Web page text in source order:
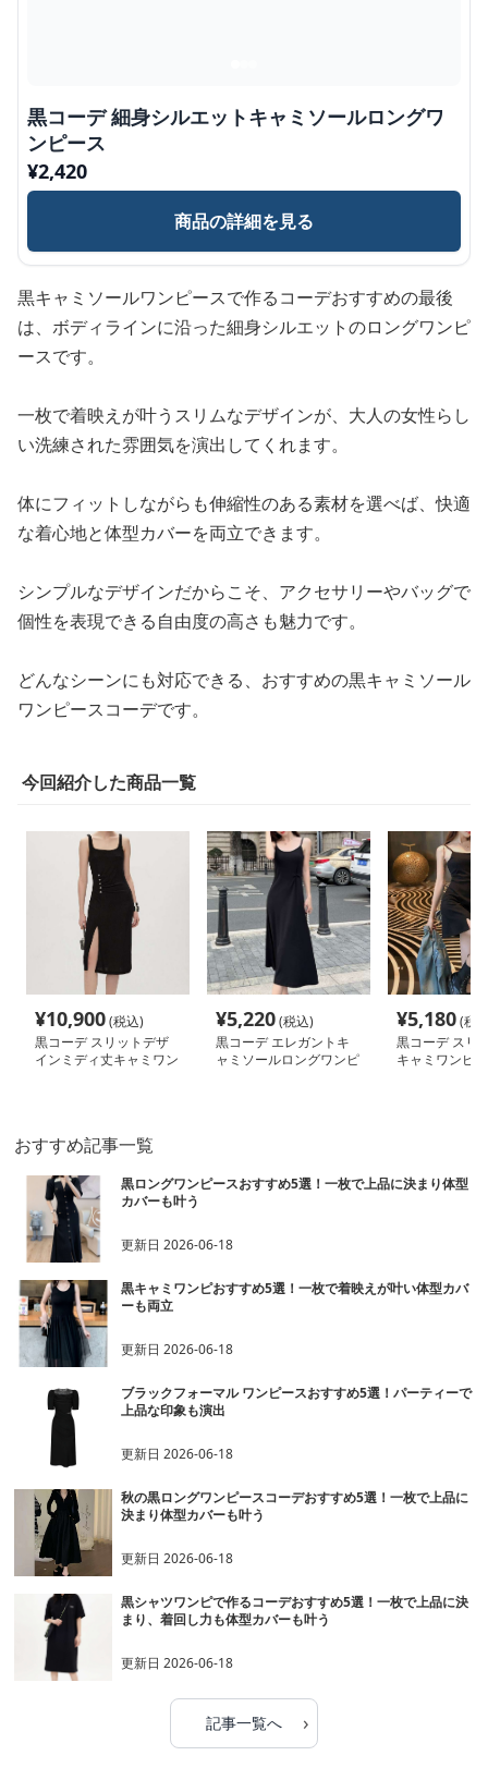
黒コーデ 細身シルエットキャミソールロングワ
ンピース
¥2,420
商品の詳細を見る
黒キャミソールワンピースで作るコーデおすすめの最後
は、ボディラインに沿った細身シルエットのロングワンピ
ースです。
一枚で着映えが叶うスリムなデザインが、大人の女性らし
い洗練された雰囲気を演出してくれます。
体にフィットしながらも伸縮性のある素材を選べば、快適
な着心地と体型カバーを両立できます。
シンプルなデザインだからこそ、アクセサリーやバッグで
個性を表現できる自由度の高さも魅力です。
どんなシーンにも対応できる、おすすめの黒キャミソール
ワンピースコーデです。
今回紹介した商品一覧
¥10,900(税込)
黒コーデ スリットデザ
インミディ丈キャミワン
¥5,220(税込)
黒コーデ エレガントキ
ャミソールロングワンピ
¥5,180(税
黒コーデ スリ
キャミワンピ
おすすめ記事一覧
黒ロングワンピースおすすめ5選！一枚で上品に決まり体型
カバーも叶う
更新日2026-06-18
黒キャミワンピおすすめ5選！一枚で着映えが叶い体型カバ
ーも両立
更新日2026-06-18
ブラックフォーマル ワンピースおすすめ5選！パーティーで
上品な印象も演出
更新日2026-06-18
秋の黒ロングワンピースコーデおすすめ5選！一枚で上品に
決まり体型カバーも叶う
更新日2026-06-18
黒シャツワンピで作るコーデおすすめ5選！一枚で上品に決
まり、着回し力も体型カバーも叶う
更新日2026-06-18
記事一覧へ ›